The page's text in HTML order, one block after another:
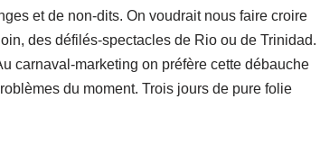
et de non-dits. On voudrait nous faire croire
des défilés-spectacles de Rio ou de Trinidad.
carnaval-marketing on préfère cette débauche
du moment. Trois jours de pure folie